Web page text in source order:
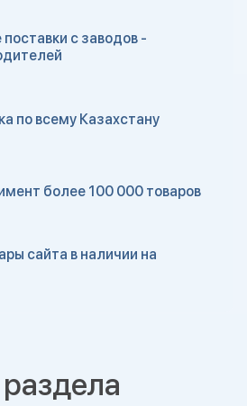
с заводов -
по всему Казахстану
более 100 000 товаров
сайта в наличии на